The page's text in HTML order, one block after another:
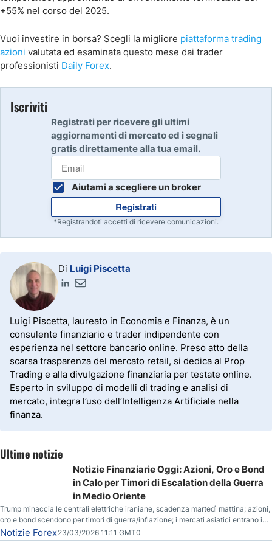
+55% nel corso del 2025.
Vuoi investire in borsa? Scegli la migliore piattaforma trading
azioni valutata ed esaminata questo mese dai trader
professionisti Daily Forex.
Iscriviti
Registrati per ricevere gli ultimi
aggiornamenti di mercato ed i segnali
gratis direttamente alla tua email.
Aiutami a scegliere un broker
Registrati
*Registrandoti accetti di ricevere comunicazioni.
Di Luigi Piscetta
Luigi Piscetta, laureato in Economia e Finanza, è un
consulente finanziario e trader indipendente con
esperienza nel settore bancario online. Preso atto della
scarsa trasparenza del mercato retail, si dedica al Prop
Trading e alla divulgazione finanziaria per testate online.
Esperto in sviluppo di modelli di trading e analisi di
mercato, integra l’uso dell’Intelligenza Artificiale nella
finanza.
Ultime notizie
Notizie Finanziarie Oggi: Azioni, Oro e Bond
in Calo per Timori di Escalation della Guerra
in Medio Oriente
Trump minaccia le centrali elettriche iraniane, scadenza martedì mattina; azioni,
oro e bond scendono per timori di guerra/inflazione; i mercati asiatici entrano in
correzione; il petrolio greggio resta stabile.
Notizie Forex23/03/2026 11:11 GMT0